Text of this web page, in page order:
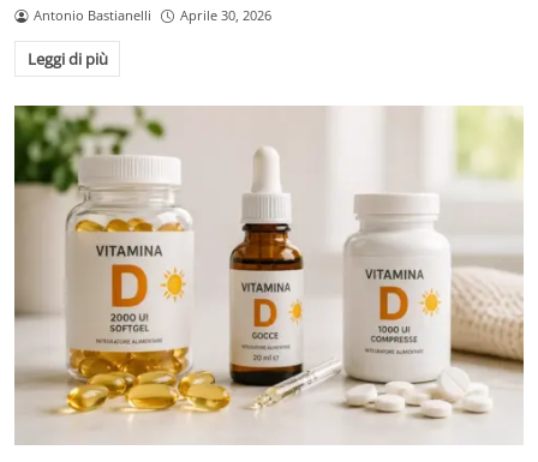
Antonio Bastianelli Aprile 30, 2026
Leggi di più